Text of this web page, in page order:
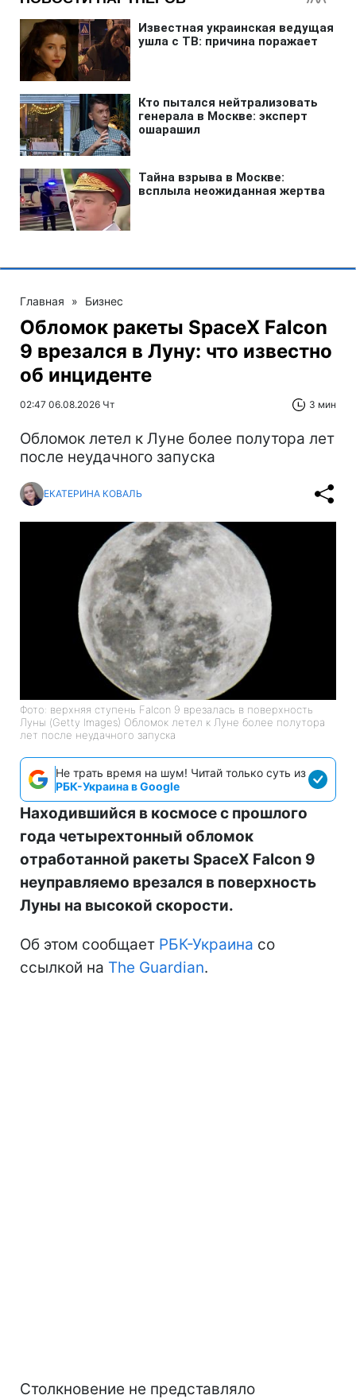
Главная » Бизнес
Обломок ракеты SpaceX Falcon
9 врезался в Луну: что известно
об инциденте
02:47 06.08.2026 Чт 3 мин
Обломок летел к Луне более полутора лет
после неудачного запуска
ЕКАТЕРИНА КОВАЛЬ
Фото: верхняя ступень Falcon 9 врезалась в поверхность
Луны (Getty Images) Обломок летел к Луне более полутора
лет после неудачного запуска
Не трать время на шум! Читай только суть из
РБК-Украина в Google
Находившийся в космосе с прошлого
года четырехтонный обломок
отработанной ракеты SpaceX Falcon 9
неуправляемо врезался в поверхность
Луны на высокой скорости.
Об этом сообщает РБК-Украина со
ссылкой на The Guardian.
Столкновение не представляло